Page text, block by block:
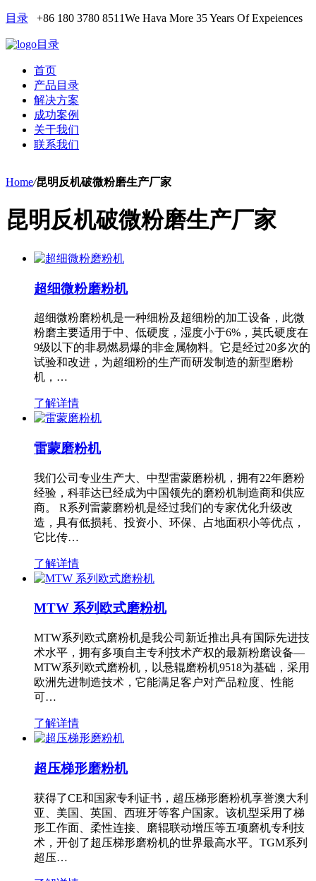
目录 +86 180 3780 8511We Hava More 35 Years Of Expeiences
目录
首页
产品目录
解决方案
成功案例
关于我们
联系我们
Home/昆明反机破微粉磨生产厂家
昆明反机破微粉磨生产厂家
超细微粉磨粉机
超细微粉磨粉机是一种细粉及超细粉的加工设备，此微
粉磨主要适用于中、低硬度，湿度小于6%，莫氏硬度在
9级以下的非易燃易爆的非金属物料。它是经过20多次的
试验和改进，为超细粉的生产而研发制造的新型磨粉
机，…
了解详情
雷蒙磨粉机
我们公司专业生产大、中型雷蒙磨粉机，拥有22年磨粉
经验，科菲达已经成为中国领先的磨粉机制造商和供应
商。 R系列雷蒙磨粉机是经过我们的专家优化升级改
造，具有低损耗、投资小、环保、占地面积小等优点，
它比传…
了解详情
MTW 系列欧式磨粉机
MTW系列欧式磨粉机是我公司新近推出具有国际先进技
术水平，拥有多项自主专利技术产权的最新粉磨设备—
MTW系列欧式磨粉机，以悬辊磨粉机9518为基础，采用
欧洲先进制造技术，它能满足客户对产品粒度、性能
可…
了解详情
超压梯形磨粉机
获得了CE和国家专利证书，超压梯形磨粉机享誉澳大利
亚、美国、英国、西班牙等客户国家。该机型采用了梯
形工作面、柔性连接、磨辊联动增压等五项磨机专利技
术，开创了超压梯形磨粉机的世界最高水平。TGM系列
超压…